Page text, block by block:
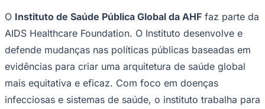
São Paulo
O Instituto de Saúde Pública Global da AHF faz parte da
AIDS Healthcare Foundation. O Instituto desenvolve e
defende mudanças nas políticas públicas baseadas em
evidências para criar uma arquitetura de saúde global
mais equitativa e eficaz. Com foco em doenças
infecciosas e sistemas de saúde, o instituto trabalha para